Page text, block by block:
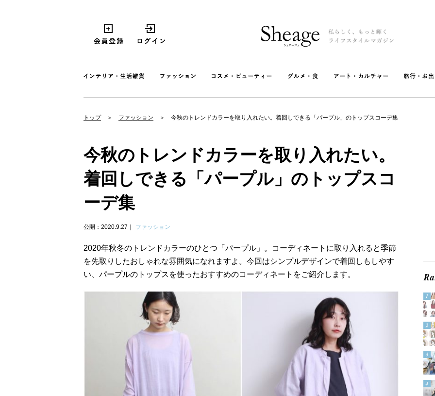
トップ ファッション 今秋のトレンドカラーを取り入れたい。着回しできる「パープル」のトップスコーデ集
今秋のトレンドカラーを取り入れたい。
着回しできる「パープル」のトップスコ
ーデ集
公開：2020.9.27 ファッション
2020年秋冬のトレンドカラーのひとつ「パープル」。コーディネートに取り入れると季節
を先取りしたおしゃれな雰囲気になれますよ。今回はシンプルデザインで着回しもしやす
い、パープルのトップスを使ったおすすめのコーディネートをご紹介します。